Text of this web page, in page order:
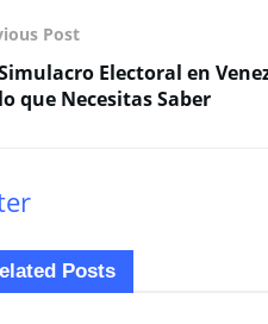
Post
Electoral en
lo que Necesitas Saber
Posts